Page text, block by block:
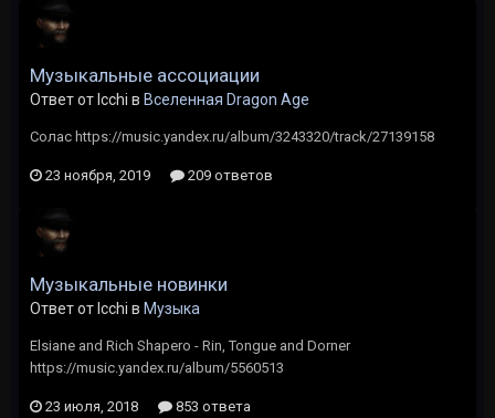
Музыкальные ассоциации
Ответ от Icchi в Вселенная Dragon Age
Солас https://music.yandex.ru/album/3243320/track/27139158
23 ноября, 2019 209 ответов
Музыкальные новинки
Ответ от Icchi в Музыка
Elsiane and Rich Shapero - Rin, Tongue and Dorner
https://music.yandex.ru/album/5560513
23 июля, 2018 853 ответа